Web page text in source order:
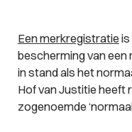
Een merkregistratie
bescherming van een
in stand als het
Hof van Justitie heeft
zogenoemde